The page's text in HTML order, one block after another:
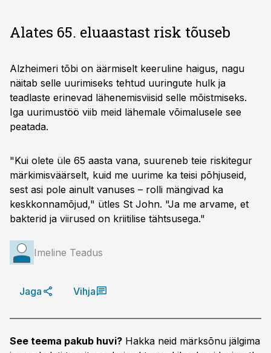
Alates 65. eluaastast risk tõuseb
Alzheimeri tõbi on äärmiselt keeruline haigus, nagu
näitab selle uurimiseks tehtud uuringute hulk ja
teadlaste erinevad lähenemisviisid selle mõistmiseks.
Iga uurimustöö viib meid lähemale võimalusele see
peatada.​
"Kui olete üle 65 aasta vana, suureneb teie riskitegur
märkimisväärselt, kuid me uurime ka teisi põhjuseid,
sest asi pole ainult vanuses – rolli mängivad ka
keskkonnamõjud," ütles St John. "Ja me arvame, et
bakterid ja viirused on kriitilise tähtsusega."​
Imeline Teadus
Jaga Vihja
See teema pakub huvi? Hakka neid märksõnu jälgima